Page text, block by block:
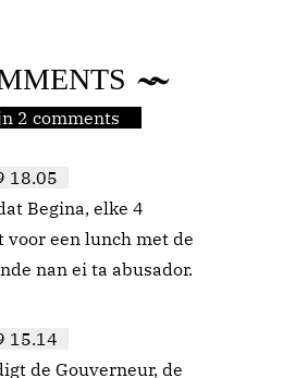
2 comments
18.05
Begina, elke 4
een lunch met de
nan ei ta abusador.
15.14
de Gouverneur, de